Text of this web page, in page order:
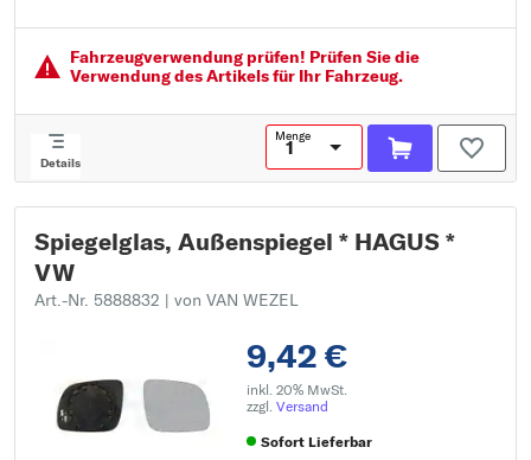
Qualität: Hagus
Fahrzeugver­wendung prüfen! Prüfen Sie die
Verwendung des Artikels für Ihr Fahrzeug.
Details
Menge
Spiegelglas, Außenspiegel * HAGUS *
VW
Art.-Nr. 5888832 | von VAN WEZEL
9,42 €
inkl. 20% MwSt.
zzgl. Versand
Sofort Lieferbar